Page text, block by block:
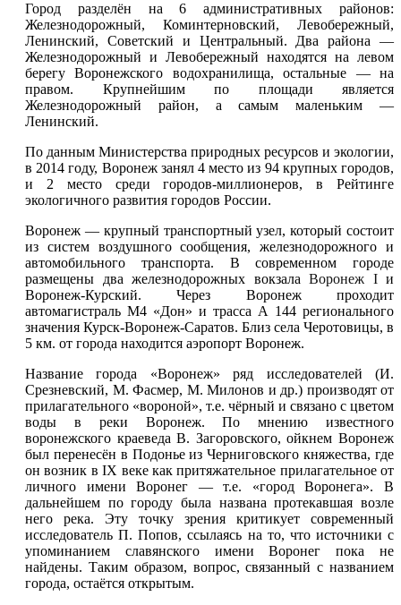
Город разделён на 6 административных районов:
Железнодорожный, Коминтерновский, Левобережный,
Ленинский, Советский и Центральный. Два района —
Железнодорожный и Левобережный находятся на левом
берегу Воронежского водохранилища, остальные — на
правом. Крупнейшим по площади является
Железнодорожный район, а самым маленьким —
Ленинский.
По данным Министерства природных ресурсов и экологии,
в 2014 году, Воронеж занял 4 место из 94 крупных городов,
и 2 место среди городов-миллионеров, в Рейтинге
экологичного развития городов России.
Воронеж — крупный транспортный узел, который состоит
из систем воздушного сообщения, железнодорожного и
автомобильного транспорта. В современном городе
размещены два железнодорожных вокзала Воронеж Iи
Воронеж-Курский. Через Воронеж проходит
автомагистраль М4 «Дон» и трасса А 144 регионального
значения Курск-Воронеж-Саратов. Близ села Черотовицы, в
5 км. от города находится аэропорт Воронеж.
Название города «Воронеж» ряд исследователей (И.
Срезневский, М. Фасмер, М. Милонов и др.) производят от
прилагательного «вороной», т.е. чёрный и связано с цветом
воды в реки Воронеж. По мнению известного
воронежского краеведа В. Загоровского, ойкнем Воронеж
был перенесён в Подонье из Черниговского княжества, где
он возник в IX веке как притяжательное прилагательное от
личного имени Воронег — т.е. «город Воронега». В
дальнейшем по городу была названа протекавшая возле
него река. Эту точку зрения критикует современный
исследователь П. Попов, ссылаясь на то, что источники с
упоминанием славянского имени Воронег пока не
найдены. Таким образом, вопрос, связанный с названием
города, остаётся открытым.